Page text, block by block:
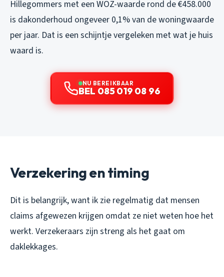
Hillegommers met een WOZ-waarde rond de €458.000
is dakonderhoud ongeveer 0,1% van de woningwaarde
per jaar. Dat is een schijntje vergeleken met wat je huis
waard is.
NU BEREIKBAAR
BEL 085 019 08 96
Verzekering en timing
Dit is belangrijk, want ik zie regelmatig dat mensen
claims afgewezen krijgen omdat ze niet weten hoe het
werkt. Verzekeraars zijn streng als het gaat om
daklekkages.